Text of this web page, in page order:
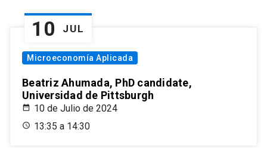
10 JUL
Microeconomía Aplicada
Beatriz Ahumada, PhD candidate,
Universidad de Pittsburgh
10 de Julio de 2024
13:35 a 14:30